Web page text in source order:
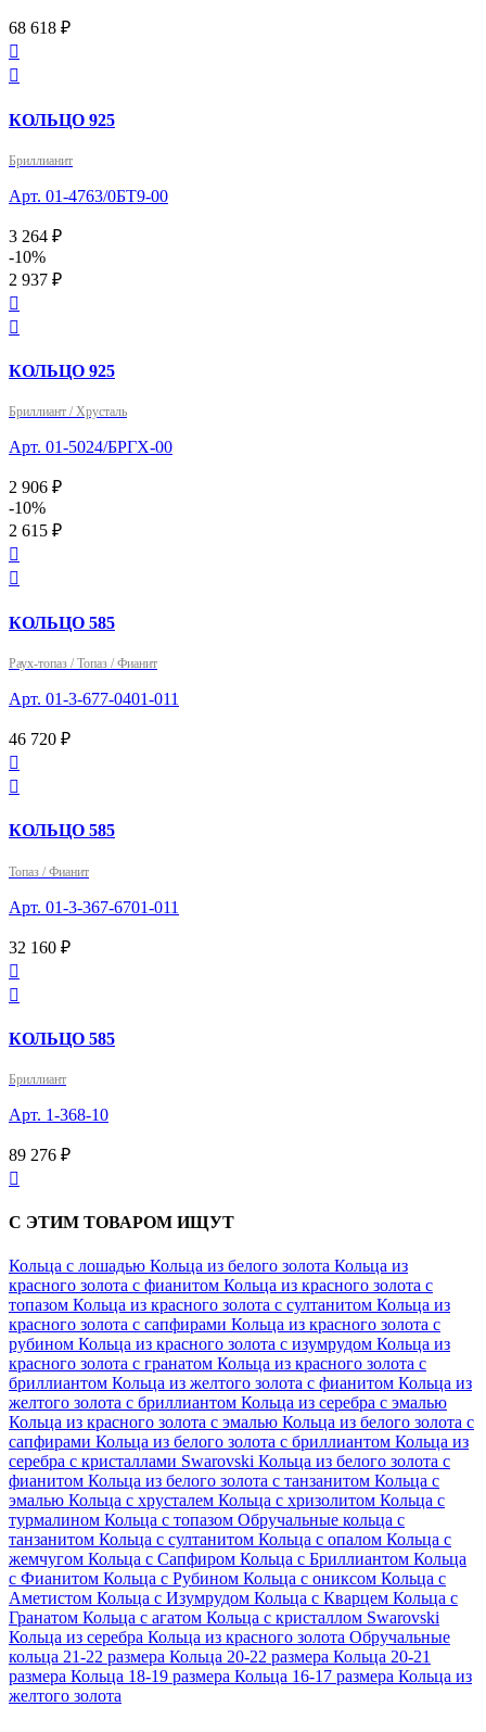
68 618 ₽


КОЛЬЦО 925
Бриллианит
Арт. 01-4763/0БТ9-00
3 264 ₽
-10%
2 937 ₽


КОЛЬЦО 925
Бриллиант / Хрусталь
Арт. 01-5024/БРГХ-00
2 906 ₽
-10%
2 615 ₽


КОЛЬЦО 585
Раух-топаз / Топаз / Фианит
Арт. 01-3-677-0401-011
46 720 ₽


КОЛЬЦО 585
Топаз / Фианит
Арт. 01-3-367-6701-011
32 160 ₽


КОЛЬЦО 585
Бриллиант
Арт. 1-368-10
89 276 ₽

С ЭТИМ ТОВАРОМ ИЩУТ
Кольца с лошадью Кольца из белого золота Кольца из
красного золота с фианитом Кольца из красного золота с
топазом Кольца из красного золота с султанитом Кольца из
красного золота с сапфирами Кольца из красного золота с
рубином Кольца из красного золота с изумрудом Кольца из
красного золота с гранатом Кольца из красного золота с
бриллиантом Кольца из желтого золота с фианитом Кольца из
желтого золота с бриллиантом Кольца из серебра с эмалью
Кольца из красного золота с эмалью Кольца из белого золота с
сапфирами Кольца из белого золота с бриллиантом Кольца из
серебра с кристаллами Swarovski Кольца из белого золота с
фианитом Кольца из белого золота с танзанитом Кольца с
эмалью Кольца с хрусталем Кольца с хризолитом Кольца с
турмалином Кольца с топазом Обручальные кольца с
танзанитом Кольца с султанитом Кольца с опалом Кольца с
жемчугом Кольца с Сапфиром Кольца с Бриллиантом Кольца
с Фианитом Кольца с Рубином Кольца с ониксом Кольца с
Аметистом Кольца с Изумрудом Кольца с Кварцем Кольца с
Гранатом Кольца с агатом Кольца с кристаллом Swarovski
Кольца из серебра Кольца из красного золота Обручальные
кольца 21-22 размера Кольца 20-22 размера Кольца 20-21
размера Кольца 18-19 размера Кольца 16-17 размера Кольца из
желтого золота